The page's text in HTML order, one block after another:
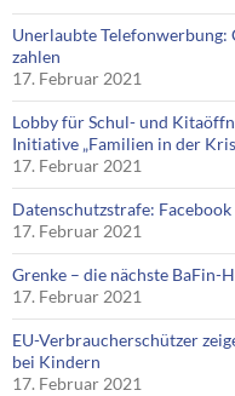
Unerlaubte Telefonwerbung:
zahlen
17. Februar 2021
Lobby für Schul- und
Initiative „Familien in der
17. Februar 2021
Datenschutzstrafe:
17. Februar 2021
Grenke – die nächste BaFin-
17. Februar 2021
EU-Verbraucherschützer
bei Kindern
17. Februar 2021